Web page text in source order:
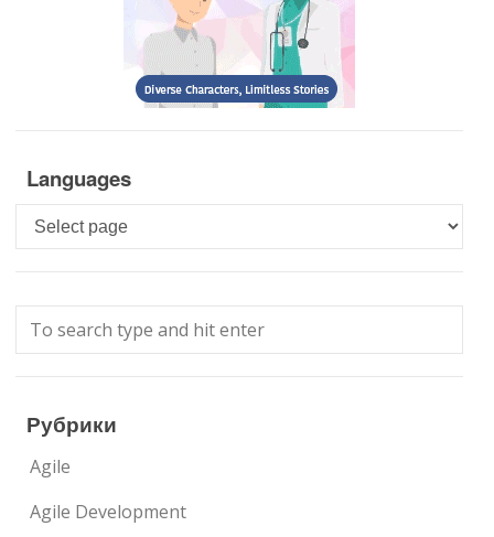
Languages
Languages
Рубрики
Agile
Agile Development